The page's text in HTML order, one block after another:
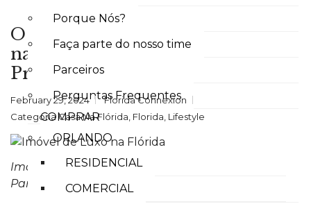
Porque Nós?
Faça parte do nosso time
Parceiros
Perguntas Frequentes
COMPRAR
ORLANDO
RESIDENCIAL
COMERCIAL
O Mercado de Imóveis de Luxo
na Flórida: Tudo o que Você
Precisa Saber
February 29, 2024
Florida Connexion
Categoria Casa Na Flórida Florida Lifestyle
Imóveis de Luxo na Flórida
Particular investindo na Ensolarada Flórida